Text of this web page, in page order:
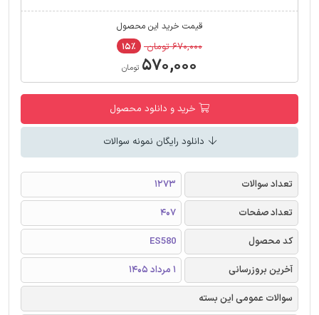
قیمت خرید این محصول
۶۷۰,۰۰۰ تومان ۱۵٪
۵۷۰,۰۰۰ تومان
خرید و دانلود محصول
دانلود رایگان نمونه سوالات
تعداد سوالات
1273
تعداد صفحات
407
کد محصول
ES580
آخرین بروزرسانی
1 مرداد 1405
سوالات عمومی این بسته